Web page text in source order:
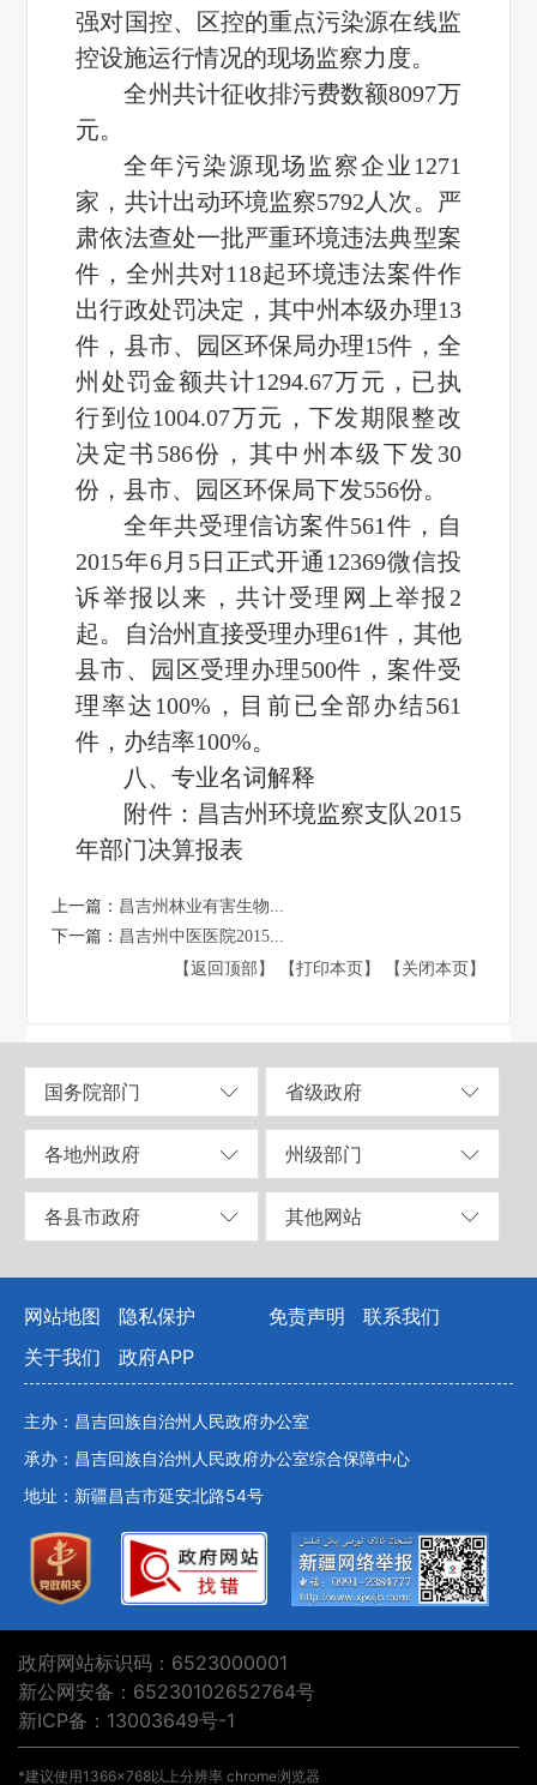
强对国控、区控的重点污染源在线监
控设施运行情况的现场监察力度。
全州共计征收排污费数额8097万
元。
全年污染源现场监察企业1271
家，共计出动环境监察5792人次。严
肃依法查处一批严重环境违法典型案
件，全州共对118起环境违法案件作
出行政处罚决定，其中州本级办理13
件，县市、园区环保局办理15件，全
州处罚金额共计1294.67万元，已执
行到位1004.07万元，下发期限整改
决定书586份，其中州本级下发30
份，县市、园区环保局下发556份。
全年共受理信访案件561件，自
2015年6月5日正式开通12369微信投
诉举报以来，共计受理网上举报2
起。自治州直接受理办理61件，其他
县市、园区受理办理500件，案件受
理率达100%，目前已全部办结561
件，办结率100%。
八、专业名词解释
附件： 昌吉州环境监察支队2015
年部门决算报表
上一篇： 昌吉州林业有害生物...
下一篇： 昌吉州中医医院2015...
【返回顶部】
【打印本页】 【关闭本页】
国务院部门 省级政府
各地州政府 州级部门
各县市政府 其他网站
网站地图 隐私保护 免责声明
联系我们
关于我们
政府APP
主办：昌吉回族自治州人民政府办公室
承办：昌吉回族自治州人民政府办公室综合保障中心
地址：新疆昌吉市延安北路54号
政府网站标识码：6523000001
新公网安备：65230102652764号
新ICP备：13003649号-1
*建议使用1366×768以上分辨率 chrome浏览器